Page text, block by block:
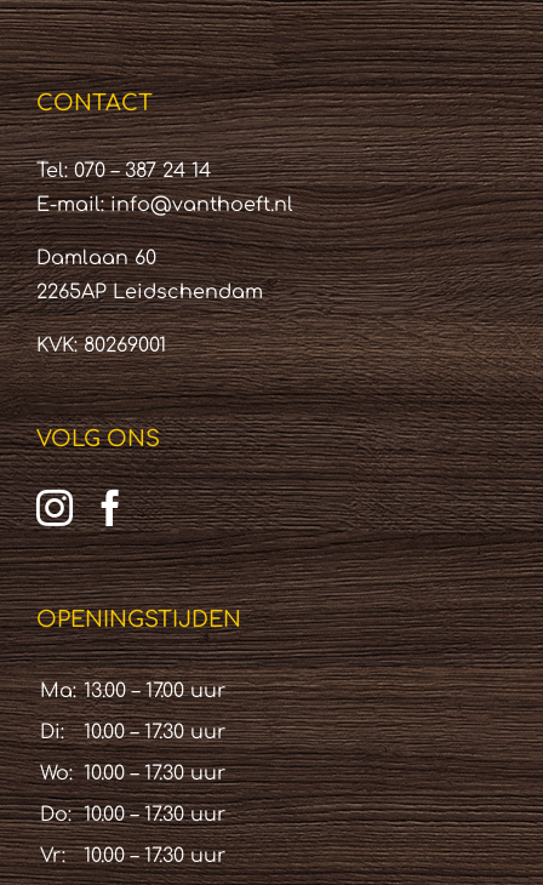
CONTACT
Tel: 070 – 387 24 14
E-mail:info@vanthoeft.nl
Damlaan 60
2265AP Leidschendam
KVK: 80269001
VOLG ONS
OPENINGSTIJDEN
Ma: 13.00 – 17.00 uur
Di:
10.00 – 17.30 uur
Wo: 10.00 – 17.30 uur
Do: 10.00 – 17.30 uur
Vr:
10.00 – 17.30 uur